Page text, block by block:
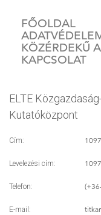
FŐOLDAL
KÖZÉRDEKŰ
KAPCSOLAT
ELTE
Kutatóközpont
Cím:
Levelezési cím:
Telefon:
E-mail: